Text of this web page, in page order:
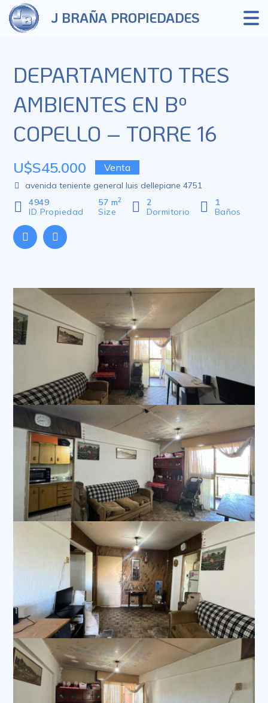
J BRAÑA PROPIEDADES
DEPARTAMENTO TRES
AMBIENTES EN Bº
COPELLO – TORRE 16
U$S45.000 Venta
avenida teniente general luis dellepiane 4751
4949
ID Propiedad
57 m2
Size
2
Dormitorio
1
Baños